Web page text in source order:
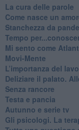
​La cura delle parole
​Come nasce un
Stanchezza da
​Tempo
​Mi sento come
​Movi-Mente
​L’importanza del
​Deliziare il palato.
​Senza rancore
​Testa e pancia
​Autunno e serie tv
​Gli psicologi. La